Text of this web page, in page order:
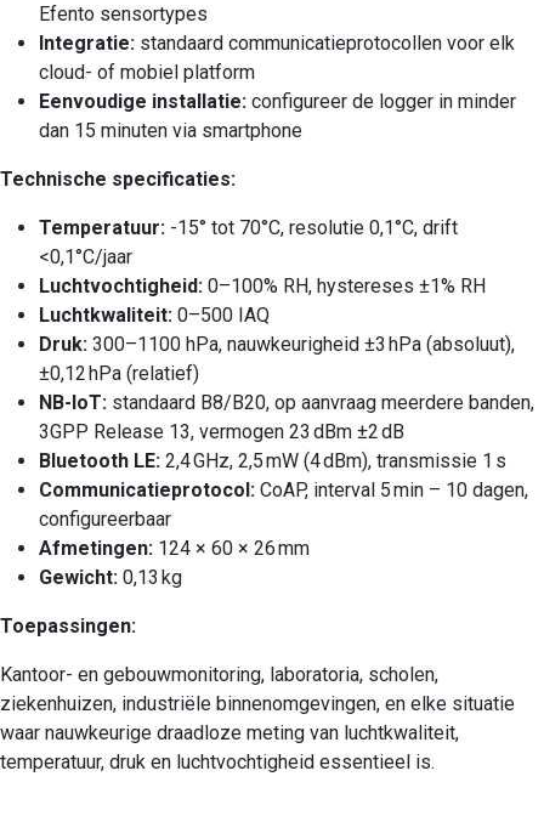
Efento sensortypes
Integratie: standaard communicatieprotocollen voor elk
cloud- of mobiel platform
Eenvoudige installatie: configureer de logger in minder
dan 15 minuten via smartphone
Technische specificaties:
Temperatuur: -15° tot 70°C, resolutie 0,1°C, drift
<0,1°C/jaar
Luchtvochtigheid: 0–100% RH, hystereses ±1% RH
Luchtkwaliteit: 0–500 IAQ
Druk: 300–1100 hPa, nauwkeurigheid ±3 hPa (absoluut),
±0,12 hPa (relatief)
NB-IoT: standaard B8/B20, op aanvraag meerdere banden,
3GPP Release 13, vermogen 23 dBm ±2 dB
Bluetooth LE: 2,4 GHz, 2,5 mW (4 dBm), transmissie 1 s
Communicatieprotocol: CoAP, interval 5 min – 10 dagen,
configureerbaar
Afmetingen: 124 × 60 × 26 mm
Gewicht: 0,13 kg
Toepassingen:
Kantoor- en gebouwmonitoring, laboratoria, scholen,
ziekenhuizen, industriële binnenomgevingen, en elke situatie
waar nauwkeurige draadloze meting van luchtkwaliteit,
temperatuur, druk en luchtvochtigheid essentieel is.